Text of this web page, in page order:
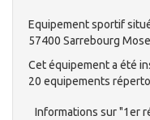
Equipement sportif
57400 Sarrebourg
Cet équipement a été
20 equipements
Informations sur "1er